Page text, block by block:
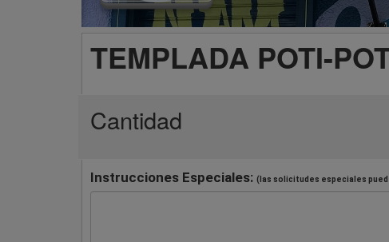
TEMPLADA POTI-
Cantidad
Instrucciones Especiales: (las solicitudes especiales